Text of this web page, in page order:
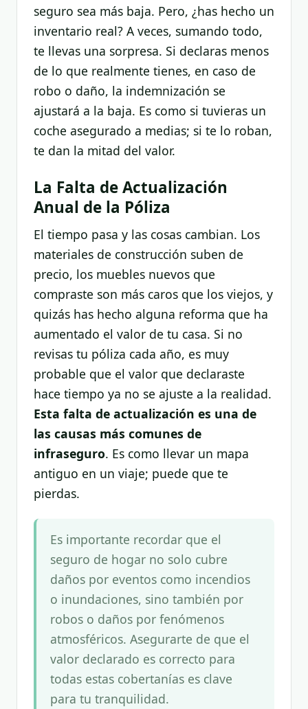
seguro sea más baja. Pero, ¿has hecho un
inventario real? A veces, sumando todo,
te llevas una sorpresa. Si declaras menos
de lo que realmente tienes, en caso de
robo o daño, la indemnización se
ajustará a la baja. Es como si tuvieras un
coche asegurado a medias; si te lo roban,
te dan la mitad del valor.
La Falta de Actualización
Anual de la Póliza
El tiempo pasa y las cosas cambian. Los
materiales de construcción suben de
precio, los muebles nuevos que
compraste son más caros que los viejos, y
quizás has hecho alguna reforma que ha
aumentado el valor de tu casa. Si no
revisas tu póliza cada año, es muy
probable que el valor que declaraste
hace tiempo ya no se ajuste a la realidad.
Esta falta de actualización es una de
las causas más comunes de
infraseguro. Es como llevar un mapa
antiguo en un viaje; puede que te
pierdas.
Es importante recordar que el
seguro de hogar no solo cubre
daños por eventos como incendios
o inundaciones, sino también por
robos o daños por fenómenos
atmosféricos. Asegurarte de que el
valor declarado es correcto para
todas estas cobertanías es clave
para tu tranquilidad.